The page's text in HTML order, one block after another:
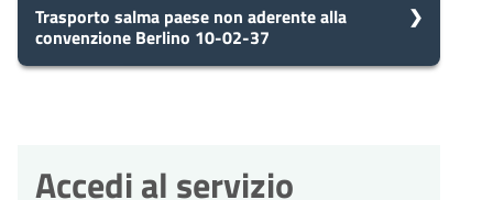
5 Presa in carico
Dopo aver presentato la tua
richiesta, il comune avvia il
Trasporto salma paese non aderente alla
convenzione Berlino 10-02-37
la tua domanda in 5 giorni.
Accedi al servizio